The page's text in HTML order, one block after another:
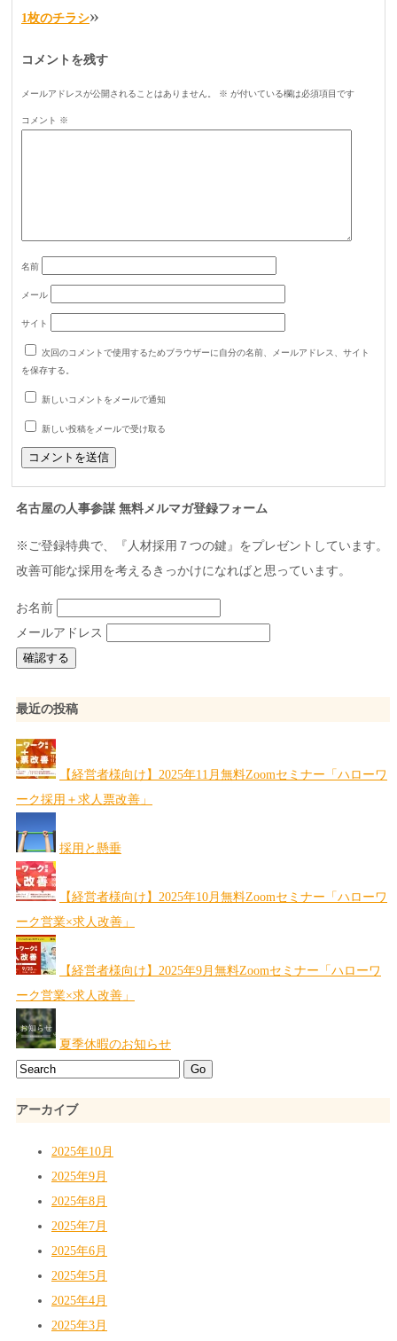
1枚のチラシ»
コメントを残す
メールアドレスが公開されることはありません。 ※ が付いている欄は必須項目です
コメント ※
名前
メール
サイト
次回のコメントで使用するためブラウザーに自分の名前、メールアドレス、サイト
を保存する。
新しいコメントをメールで通知
新しい投稿をメールで受け取る
名古屋の人事参謀 無料メルマガ登録フォーム
※ご登録特典で、『人材採用７つの鍵』をプレゼントしています。
改善可能な採用を考えるきっかけになればと思っています。
お名前
メールアドレス
最近の投稿
【経営者様向け】2025年11月無料Zoomセミナー「ハローワ
ーク採用＋求人票改善」
採用と懸垂
【経営者様向け】2025年10月無料Zoomセミナー「ハローワ
ーク営業×求人改善」
【経営者様向け】2025年9月無料Zoomセミナー「ハローワ
ーク営業×求人改善」
夏季休暇のお知らせ
アーカイブ
2025年10月
2025年9月
2025年8月
2025年7月
2025年6月
2025年5月
2025年4月
2025年3月